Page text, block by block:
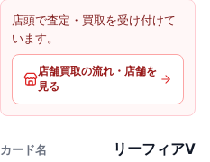
店頭で査定・買取を受け付けて
います。
店舗買取の流れ・店舗を
見る
カード名 リーフィアV